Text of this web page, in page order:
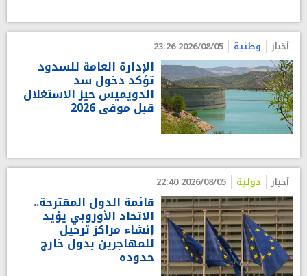
أخبار وطنية 2026/08/05 23:26
الإدارة العامة للسدود
تؤكد دخول سد
الدويميس حيز الاستغلال
قبل موفى 2026
أخبار دولية 2026/08/05 22:40
قائمة الدول المقترحة..
الاتحاد الأوروبي يؤيد
إنشاء مراكز ترحيل
للمهاجرين بدول خارج
حدوده